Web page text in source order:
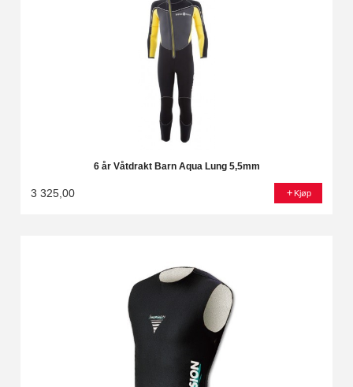
6 år Våtdrakt Barn Aqua Lung 5,5mm
3 325,00 Kjøp